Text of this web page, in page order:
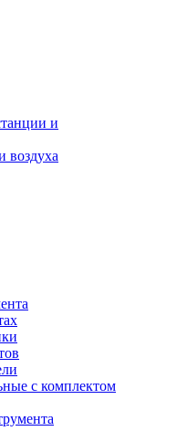
и
воздуха
с комплектом